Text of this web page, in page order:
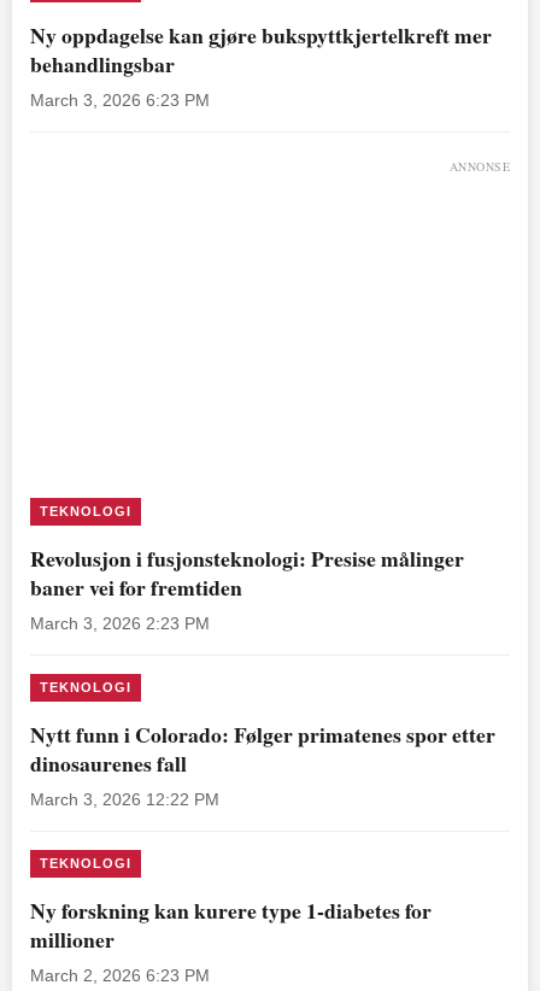
Ny oppdagelse kan gjøre bukspyttkjertelkreft mer
behandlingsbar
March 3, 2026 6:23 PM
ANNONSE
TEKNOLOGI
Revolusjon i fusjonsteknologi: Presise målinger
baner vei for fremtiden
March 3, 2026 2:23 PM
TEKNOLOGI
Nytt funn i Colorado: Følger primatenes spor etter
dinosaurenes fall
March 3, 2026 12:22 PM
TEKNOLOGI
Ny forskning kan kurere type 1-diabetes for
millioner
March 2, 2026 6:23 PM